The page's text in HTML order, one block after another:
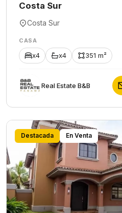
Costa Sur
Costa Sur
CASA
x4 x4 351 m²
Rеаl Еstаtе В&В
Destacada En Venta